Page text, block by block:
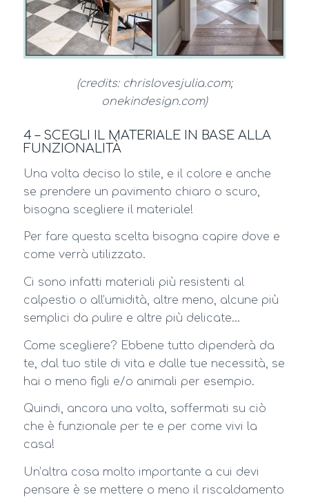
(credits: chrislovesjulia.com;
onekindesign.com)
4 – SCEGLI IL MATERIALE IN BASE ALLA
FUNZIONALITÀ
Una volta deciso lo stile, e il colore e anche
se prendere un pavimento chiaro o scuro,
bisogna scegliere il materiale!
Per fare questa scelta bisogna capire dove e
come verrà utilizzato.
Ci sono infatti materiali più resistenti al
calpestio o all’umidità, altre meno, alcune più
semplici da pulire e altre più delicate…
Come scegliere? Ebbene tutto dipenderà da
te, dal tuo stile di vita e dalle tue necessità, se
hai o meno figli e/o animali per esempio.
Quindi, ancora una volta, soffermati su ciò
che è funzionale per te e per come vivi la
casa!
Un’altra cosa molto importante a cui devi
pensare è se mettere o meno il riscaldamento